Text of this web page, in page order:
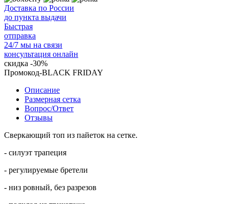
Доставка по России
до пункта выдачи
Быстрая
отправка
24/7 мы на связи
консультация онлайн
скидка -30%
Промокод-BLACK FRIDAY
Описание
Размерная сетка
Вопрос/Ответ
Отзывы
Сверкающий топ из пайеток на сетке.
- силуэт трапеция
- регулируемые бретели
- низ ровный, без разрезов